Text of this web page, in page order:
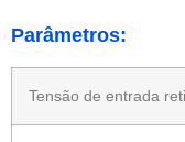
Parâmetros:
Tensão de entrada